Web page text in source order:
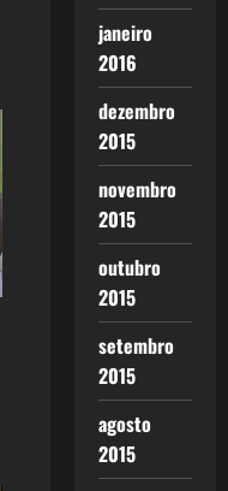
janeiro
2016
dezembro
2015
novembro
2015
outubro
2015
setembro
2015
agosto
2015